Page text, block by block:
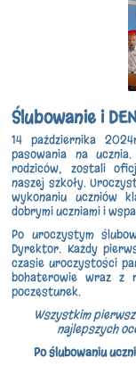
Ślubowanie i
14 października
pasowania na
rodziców, zostali
naszej szkoły.
wykonaniu uczniów
dobrymi uczniami i
Po uroczystym
Dyrektor. Każdy
czasie uroczystości
bohaterowie wraz z
poczęstunek.
Wszystkim
najlepszych
Po ślubowaniu